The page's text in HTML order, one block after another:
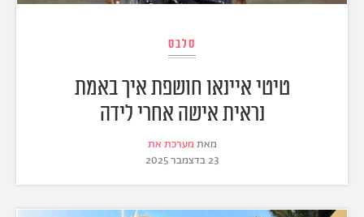
סלבס
טיטי איינאו חושפת איך באמת
נראית אישה אחרי לידה
מאת מערכת את
23 בדצמבר 2025